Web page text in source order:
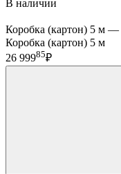
В наличии
Коробка (картон) 5 м —
Коробка (картон) 5 м
26 99985₽